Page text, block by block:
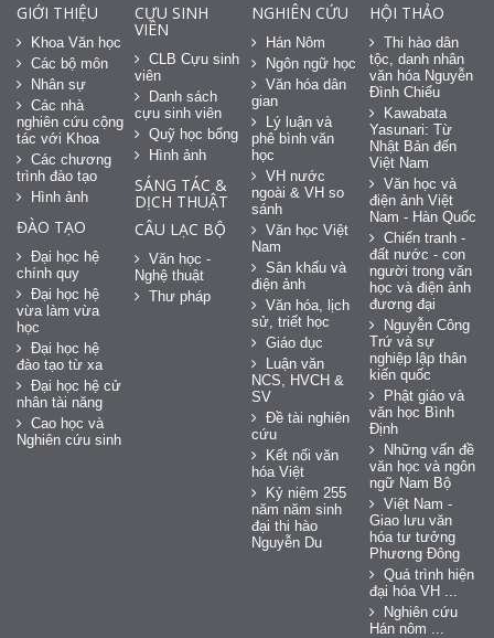
GIỚI THIỆU
Khoa Văn học
Các bộ môn
Nhân sự
Các nhà
nghiên cứu cộng
tác với Khoa
Các chương
trình đào tạo
Hình ảnh
ĐÀO TẠO
Đại học hệ
chính quy
Đại học hệ
vừa làm vừa
học
Đại học hệ
đào tạo từ xa
Đại học hệ cử
nhân tài năng
Cao học và
Nghiên cứu sinh
CỰU SINH
VIÊN
CLB Cựu sinh
viên
Danh sách
cựu sinh viên
Quỹ học bổng
Hình ảnh
SÁNG TÁC &
DỊCH THUẬT
CÂU LẠC BỘ
Văn học -
Nghệ thuật
Thư pháp
NGHIÊN CỨU
Hán Nôm
Ngôn ngữ học
Văn hóa dân
gian
Lý luận và
phê bình văn
học
VH nước
ngoài & VH so
sánh
Văn học Việt
Nam
Sân khấu và
điện ảnh
Văn hóa, lịch
sử, triết học
Giáo dục
Luận văn
NCS, HVCH &
SV
Đề tài nghiên
cứu
Kết nối văn
hóa Việt
Kỷ niệm 255
năm năm sinh
đại thi hào
Nguyễn Du
HỘI THẢO
Thi hào dân
tộc, danh nhân
văn hóa Nguyễn
Đình Chiểu
Kawabata
Yasunari: Từ
Nhật Bản đến
Việt Nam
Văn học và
điện ảnh Việt
Nam - Hàn Quốc
Chiến tranh -
đất nước - con
người trong văn
học và điện ảnh
đương đại
Nguyễn Công
Trứ và sự
nghiệp lập thân
kiến quốc
Phật giáo và
văn học Bình
Định
Những vấn đề
văn học và ngôn
ngữ Nam Bộ
Việt Nam -
Giao lưu văn
hóa tư tưởng
Phương Đông
Quá trình hiện
đại hóa VH ...
Nghiên cứu
Hán nôm ...